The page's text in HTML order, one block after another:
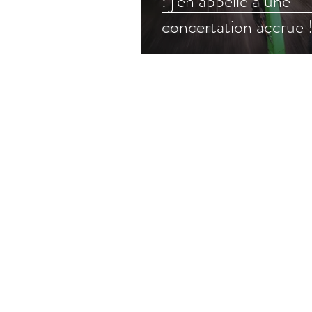
concertation accrue